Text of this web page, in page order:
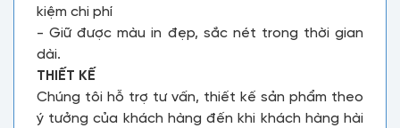
kiệm chi phí
- Giữ được màu in đẹp, sắc nét trong thời gian
dài.
THIẾT KẾ
Chúng tôi hỗ trợ tư vấn, thiết kế sản phẩm theo
ý tưởng của khách hàng đến khi khách hàng hài